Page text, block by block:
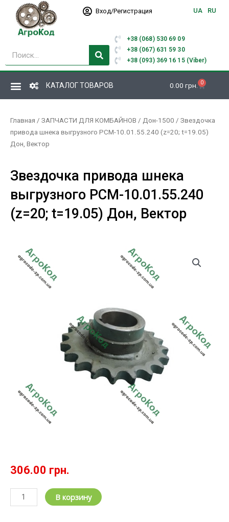
Перейти
содержимому
Вход/Регистрация UA RU
Поиск
+38 (068) 530 69 09
+38 (067) 631 59 30
+38 (093) 369 16 15 (Viber)
КАТАЛОГ ТОВАРОВ 0.00 грн. 0
Корзина
Главная / ЗАПЧАСТИ ДЛЯ КОМБАЙНОВ / Дон-1500 / Звездочка
привода шнека выгрузного РСМ-10.01.55.240 (z=20; t=19.05)
Дон, Вектор
Звездочка привода шнека
выгрузного РСМ-10.01.55.240
(z=20; t=19.05) Дон, Вектор
306.00 грн.
Количество
товара
В корзину